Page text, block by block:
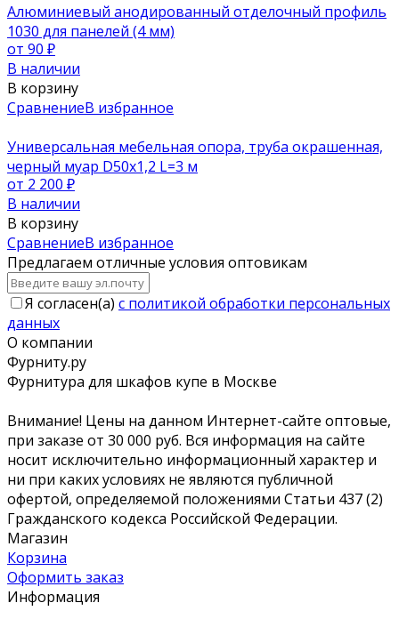
Алюминиевый анодированный отделочный профиль
1030 для панелей (4 мм)
от 90 ₽
В наличии
В корзину
СравнениеВ избранное
Универсальная мебельная опора, труба окрашенная,
черный муар D50х1,2 L=3 м
от 2 200 ₽
В наличии
В корзину
СравнениеВ избранное
Предлагаем отличные условия оптовикам
Я согласен(a) с политикой обработки персональных
данных
О компании
Фурниту.ру
Фурнитура для шкафов купе в Москве
Внимание! Цены на данном Интернет-сайте оптовые,
при заказе от 30 000 руб. Вся информация на сайте
носит исключительно информационный характер и
ни при каких условиях не являются публичной
офертой, определяемой положениями Статьи 437 (2)
Гражданского кодекса Российской Федерации.
Магазин
Корзина
Оформить заказ
Информация